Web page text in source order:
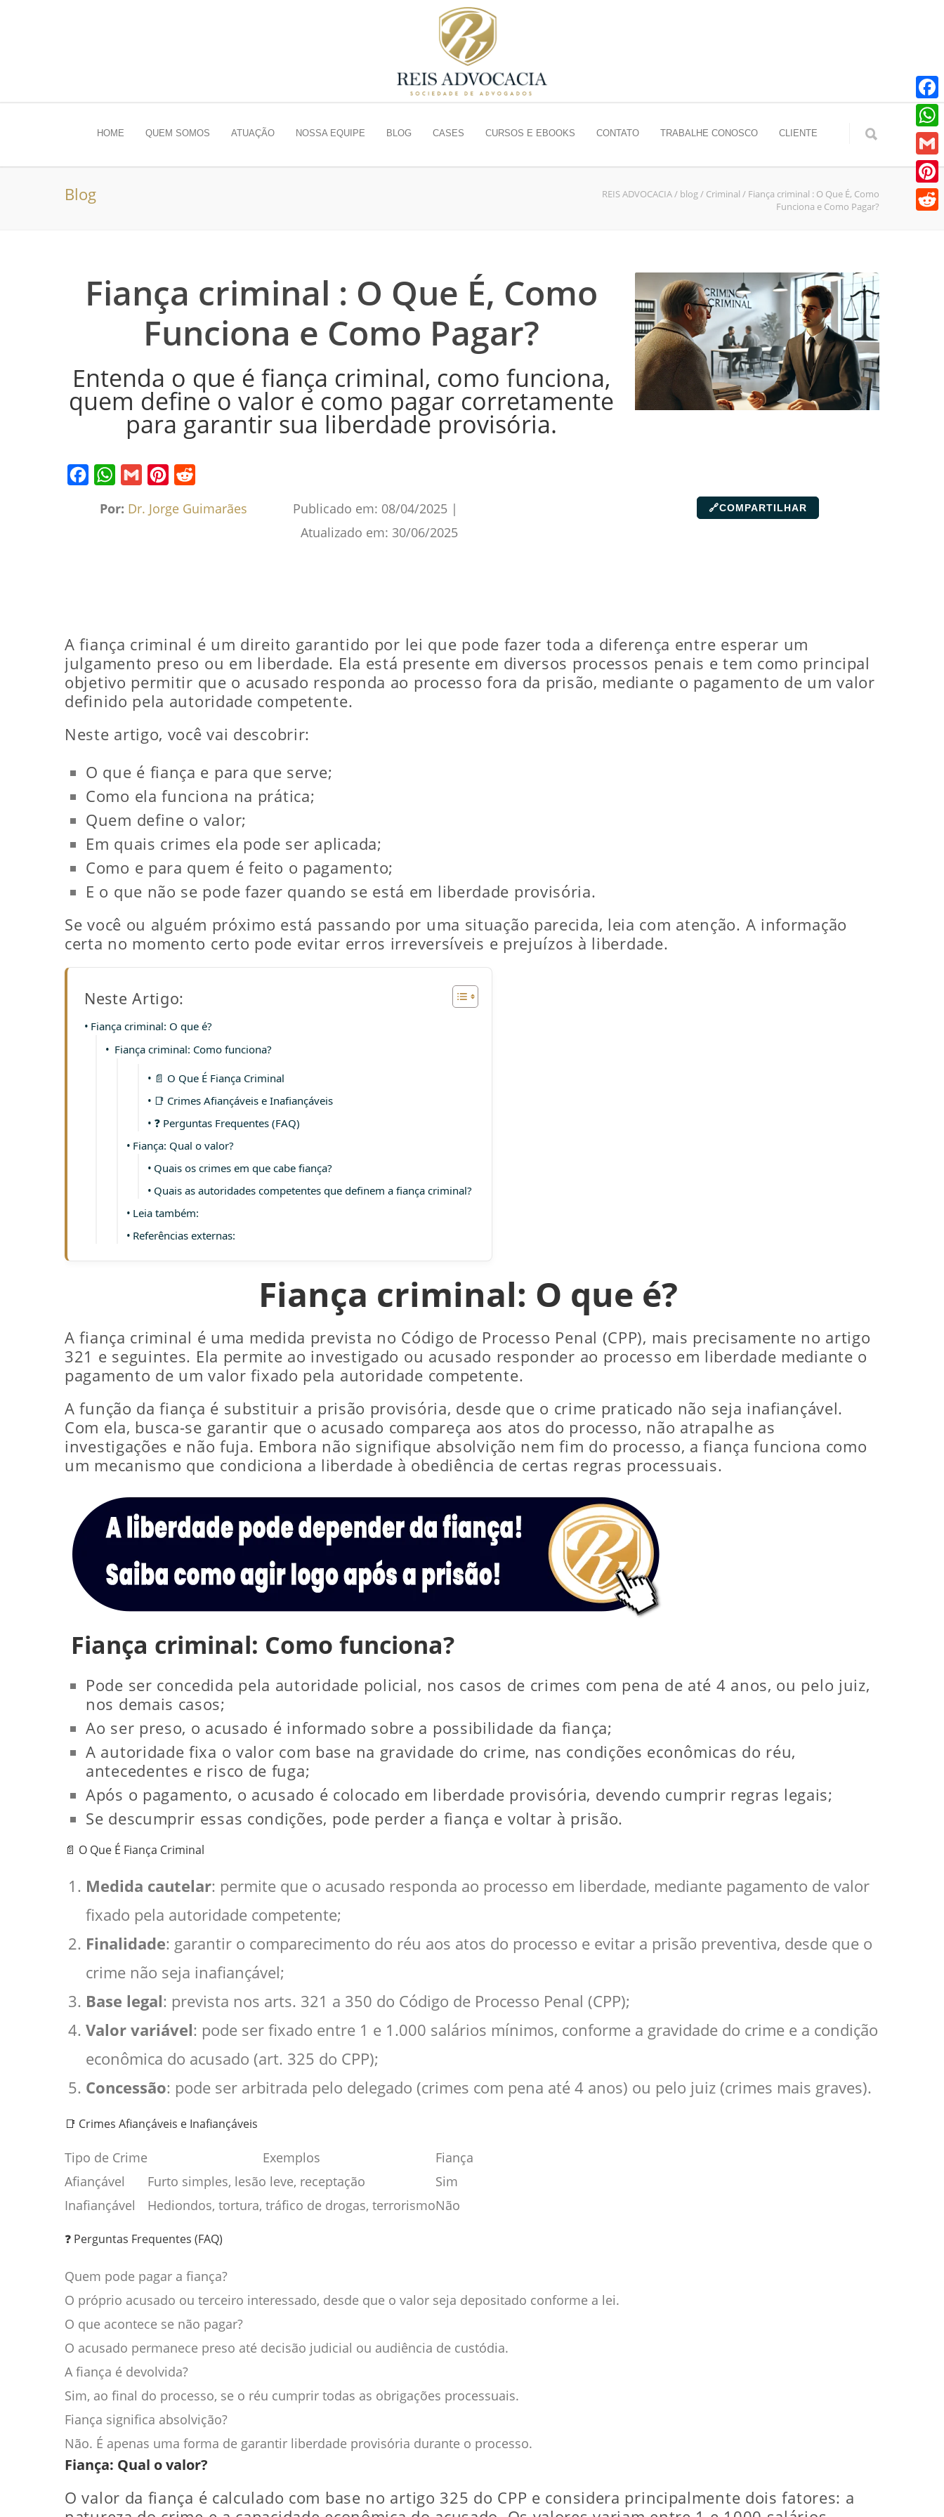
HOME QUEM SOMOS ATUAÇÃO NOSSA EQUIPE BLOG CASES CURSOS E EBOOKS CONTATO TRABALHE CONOSCO CLIENTE
Blog REIS ADVOCACIA/ blog/ Criminal / Fiança criminal : O Que É, Como
Funciona e Como Pagar?
Fiança criminal : O Que É, Como
Funciona e Como Pagar?
Entenda o que é fiança criminal, como funciona,
quem define o valor e como pagar corretamente
para garantir sua liberdade provisória.
Por: Dr. Jorge Guimarães Publicado em: 08/04/2025 |
Atualizado em: 30/06/2025
🔗COMPARTILHAR
A fiança criminal é um direito garantido por lei que pode fazer toda a diferença entre esperar um
julgamento preso ou em liberdade. Ela está presente em diversos processos penais e tem como principal
objetivo permitir que o acusado responda ao processo fora da prisão, mediante o pagamento de um valor
definido pela autoridade competente.
Neste artigo, você vai descobrir:
O que é fiança e para que serve;
Como ela funciona na prática;
Quem define o valor;
Em quais crimes ela pode ser aplicada;
Como e para quem é feito o pagamento;
E o que não se pode fazer quando se está em liberdade provisória.
Se você ou alguém próximo está passando por uma situação parecida, leia com atenção. A informação
certa no momento certo pode evitar erros irreversíveis e prejuízos à liberdade.
Neste Artigo:
Fiança criminal: O que é?
Fiança criminal: Como funciona?
📄 O Que É Fiança Criminal
📑 Crimes Afiançáveis e Inafiançáveis
❓ Perguntas Frequentes (FAQ)
Fiança: Qual o valor?
Quais os crimes em que cabe fiança?
Quais as autoridades competentes que definem a fiança criminal?
Leia também:
Referências externas:
Fiança criminal: O que é?
A fiança criminal é uma medida prevista no Código de Processo Penal (CPP), mais precisamente no artigo
321 e seguintes. Ela permite ao investigado ou acusado responder ao processo em liberdade mediante o
pagamento de um valor fixado pela autoridade competente.
A função da fiança é substituir a prisão provisória, desde que o crime praticado não seja inafiançável.
Com ela, busca-se garantir que o acusado compareça aos atos do processo, não atrapalhe as
investigações e não fuja. Embora não signifique absolvição nem fim do processo, a fiança funciona como
um mecanismo que condiciona a liberdade à obediência de certas regras processuais.
Fiança criminal: Como funciona?
Pode ser concedida pela autoridade policial, nos casos de crimes com pena de até 4 anos, ou pelo juiz,
nos demais casos;
Ao ser preso, o acusado é informado sobre a possibilidade da fiança;
A autoridade fixa o valor com base na gravidade do crime, nas condições econômicas do réu,
antecedentes e risco de fuga;
Após o pagamento, o acusado é colocado em liberdade provisória, devendo cumprir regras legais;
Se descumprir essas condições, pode perder a fiança e voltar à prisão.
📄 O Que É Fiança Criminal
Medida cautelar: permite que o acusado responda ao processo em liberdade, mediante pagamento de valor
fixado pela autoridade competente;
Finalidade: garantir o comparecimento do réu aos atos do processo e evitar a prisão preventiva, desde que o
crime não seja inafiançável;
Base legal: prevista nos arts. 321 a 350 do Código de Processo Penal (CPP);
Valor variável: pode ser fixado entre 1 e 1.000 salários mínimos, conforme a gravidade do crime e a condição
econômica do acusado (art. 325 do CPP);
Concessão: pode ser arbitrada pelo delegado (crimes com pena até 4 anos) ou pelo juiz (crimes mais graves).
📑 Crimes Afiançáveis e Inafiançáveis
Tipo de Crime Exemplos
Fiança
Afiançável
Furto simples, lesão leve, receptação
Sim
Inafiançável
Hediondos, tortura, tráfico de drogas, terrorismoNão
❓ Perguntas Frequentes (FAQ)
Quem pode pagar a fiança?
O próprio acusado ou terceiro interessado, desde que o valor seja depositado conforme a lei.
O que acontece se não pagar?
O acusado permanece preso até decisão judicial ou audiência de custódia.
A fiança é devolvida?
Sim, ao final do processo, se o réu cumprir todas as obrigações processuais.
Fiança significa absolvição?
Não. É apenas uma forma de garantir liberdade provisória durante o processo.
Fiança: Qual o valor?
O valor da fiança é calculado com base no artigo 325 do CPP e considera principalmente dois fatores: a
Gmail